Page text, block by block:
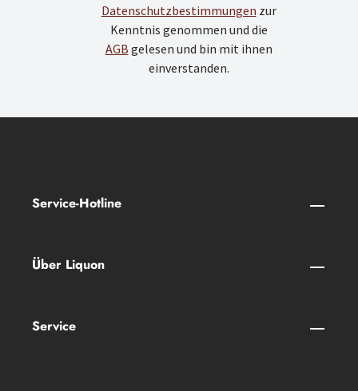
Datenschutzbestimmungen zur
Kenntnis genommen und die
AGB gelesen und bin mit ihnen
einverstanden.
Service-Hotline
Über Liquon
Service